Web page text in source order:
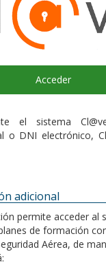
Acceder
el sistema
o DNI electrónico,
adicional
permite acceder al
de formación
Aérea, de